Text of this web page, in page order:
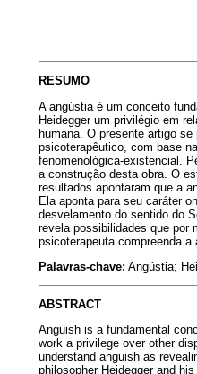
RESUMO
A angústia é um conceito
Heidegger um privilégio em
humana. O presente artigo
psicoterapêutico, com base
fenomenológica-existencial.
a construção desta obra. O
resultados apontaram que a
Ela aponta para seu caráter
desvelamento do sentido do
revela possibilidades que por
psicoterapeuta compreenda
Palavras-chave: Angústia;
ABSTRACT
Anguish is a fundamental
work a privilege over other
understand anguish as
philosopher Heidegger and